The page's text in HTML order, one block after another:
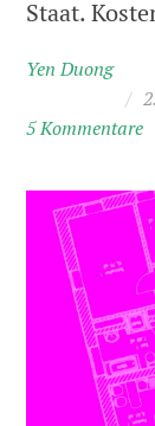
Staat.
Yen Duong
/
5 Kommentare